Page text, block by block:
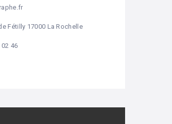
Fétilly 17000 La Rochelle
46